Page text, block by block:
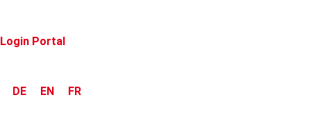
Login Portal
DE EN FR